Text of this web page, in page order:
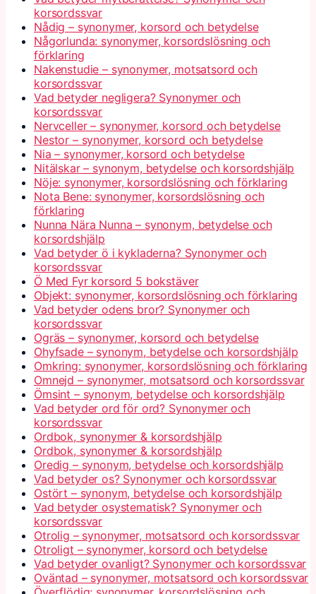
korsordssvar
Nådig – synonymer, korsord och betydelse
Någorlunda: synonymer, korsordslösning och
förklaring
Nakenstudie – synonymer, motsatsord och
korsordssvar
Vad betyder negligera? Synonymer och
korsordssvar
Nervceller – synonymer, korsord och betydelse
Nestor – synonymer, korsord och betydelse
Nia – synonymer, korsord och betydelse
Nitälskar – synonym, betydelse och korsordshjälp
Nöje: synonymer, korsordslösning och förklaring
Nota Bene: synonymer, korsordslösning och
förklaring
Nunna Nära Nunna – synonym, betydelse och
korsordshjälp
Vad betyder ö i kykladerna? Synonymer och
korsordssvar
Ö Med Fyr korsord 5 bokstäver
Objekt: synonymer, korsordslösning och förklaring
Vad betyder odens bror? Synonymer och
korsordssvar
Ogräs – synonymer, korsord och betydelse
Ohyfsade – synonym, betydelse och korsordshjälp
Omkring: synonymer, korsordslösning och förklaring
Omnejd – synonymer, motsatsord och korsordssvar
Ömsint – synonym, betydelse och korsordshjälp
Vad betyder ord för ord? Synonymer och
korsordssvar
Ordbok, synonymer & korsordshjälp
Ordbok, synonymer & korsordshjälp
Oredig – synonym, betydelse och korsordshjälp
Vad betyder os? Synonymer och korsordssvar
Ostört – synonym, betydelse och korsordshjälp
Vad betyder osystematisk? Synonymer och
korsordssvar
Otrolig – synonymer, motsatsord och korsordssvar
Otroligt – synonymer, korsord och betydelse
Vad betyder ovanligt? Synonymer och korsordssvar
Oväntad – synonymer, motsatsord och korsordssvar